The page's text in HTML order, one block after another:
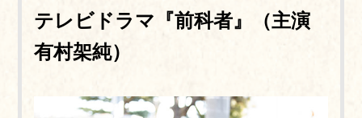
テレビドラマ『前科者』（主演
有村架純）